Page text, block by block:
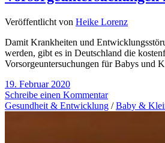
Veröffentlicht von Heike Lorenz
Damit Krankheiten und
werden, gibt es in Deutschland die
Vorsorgeuntersuchungen für Babys und
19. Februar 2020
Schreibe einen Kommentar
Gesundheit & Entwicklung /Baby &